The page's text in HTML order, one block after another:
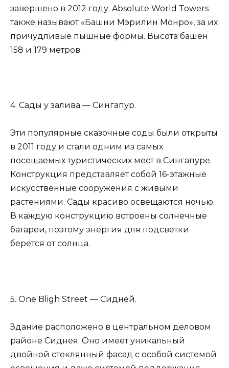
завершено в 2012 году. Absolute World Towers
также называют «Башни Мэрилин Монро», за их
причудливые пышные формы. Высота башен
158 и 179 метров.
4. Сады у залива — Сингапур.
Эти популярные сказочные соды были открыты
в 2011 году и стали одним из самых
посещаемых туристических мест в Сингапуре.
Конструкция представляет собой 16-этажные
искусственные сооружения с живыми
растениями. Сады красиво освещаются ночью.
В каждую конструкцию встроены солнечные
батареи, поэтому энергия для подсветки
берется от солнца.
5. One Bligh Street — Сидней.
Здание расположено в центральном деловом
районе Сиднея. Оно имеет уникальный
двойной стеклянный фасад с особой системой